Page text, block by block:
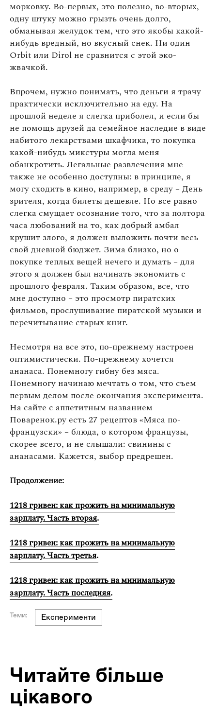
морковку. Во-первых, это полезно, во-вторых,
одну штуку можно грызть очень долго,
обманывая желудок тем, что это якобы какой-
нибудь вредный, но вкусный снек. Ни один
Orbit или Dirol не сравнится с этой эко-
жвачкой.
Впрочем, нужно понимать, что деньги я трачу
практически исключительно на еду. На
прошлой неделе я слегка приболел, и если бы
не помощь друзей да семейное наследие в виде
набитого лекарствами шкафчика, то покупка
какой-нибудь микстуры могла меня
обанкротить. Легальные развлечения мне
также не особенно доступны: в принципе, я
могу сходить в кино, например, в среду – День
зрителя, когда билеты дешевле. Но все равно
слегка смущает осознание того, что за полтора
часа любований на то, как добрый амбал
крушит злого, я должен выложить почти весь
свой дневной бюджет. Зима близко, но о
покупке теплых вещей нечего и думать – для
этого я должен был начинать экономить с
прошлого февраля. Таким образом, все, что
мне доступно – это просмотр пиратских
фильмов, прослушивание пиратской музыки и
перечитывание старых книг.
Несмотря на все это, по-прежнему настроен
оптимистически. По-прежнему хочется
ананаса. Понемногу гибну без мяса.
Понемногу начинаю мечтать о том, что съем
первым делом после окончания эксперимента.
На сайте с аппетитным названием
Поваренок.ру есть 27 рецептов «Мяса по-
французски» – блюда, о котором французы,
скорее всего, и не слышали: свинины с
ананасами. Кажется, выбор предрешен.
Продолжение:
1218 гривен: как прожить на минимальную
зарплату. Часть вторая.
1218 гривен: как прожить на минимальную
зарплату. Часть третья.
1218 гривен: как прожить на минимальную
зарплату. Часть последняя.
Теми: Експерименти
Читайте більше
цікавого